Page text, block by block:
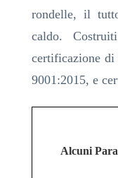
rondelle, il
caldo.
certificazione
9001:2015, e
Alcuni